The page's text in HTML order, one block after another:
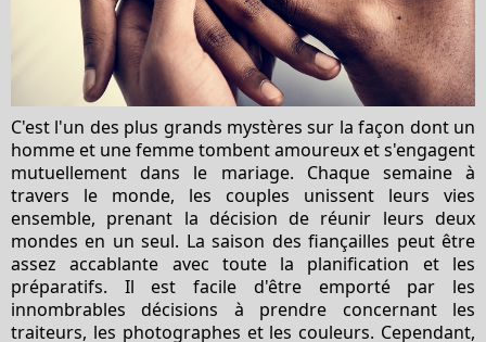
C'est l'un des plus grands mystères sur la façon dont un
homme et une femme tombent amoureux et s'engagent
mutuellement dans le mariage. Chaque semaine à
travers le monde, les couples unissent leurs vies
ensemble, prenant la décision de réunir leurs deux
mondes en un seul. La saison des fiançailles peut être
assez accablante avec toute la planification et les
préparatifs. Il est facile d'être emporté par les
innombrables décisions à prendre concernant les
traiteurs, les photographes et les couleurs. Cependant,